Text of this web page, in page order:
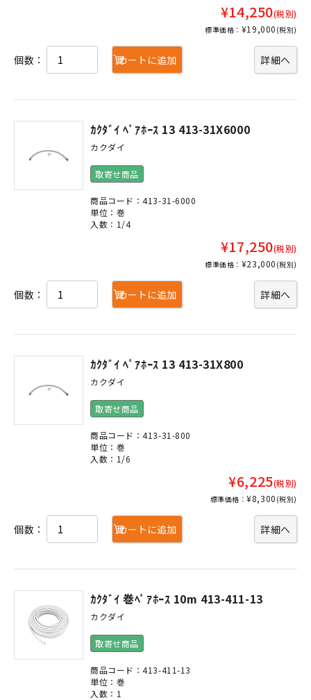
¥14,250(税別)
標準価格： ¥19,000 (税別)
詳細へ
個数： カートに追加
ｶｸﾀﾞｲ ﾍﾟｱﾎｰｽ 13 413-31X6000
カクダイ
取寄せ商品
商品コード：413-31-6000
単位：巻
入数：1/4
¥17,250(税別)
標準価格： ¥23,000 (税別)
詳細へ
個数： カートに追加
ｶｸﾀﾞｲ ﾍﾟｱﾎｰｽ 13 413-31X800
カクダイ
取寄せ商品
商品コード：413-31-800
単位：巻
入数：1/6
¥6,225(税別)
標準価格：¥8,300 (税別)
詳細へ
個数： カートに追加
ｶｸﾀﾞｲ 巻ﾍﾟｱﾎｰｽ 10m 413-411-13
カクダイ
取寄せ商品
商品コード：413-411-13
単位：巻
入数：1